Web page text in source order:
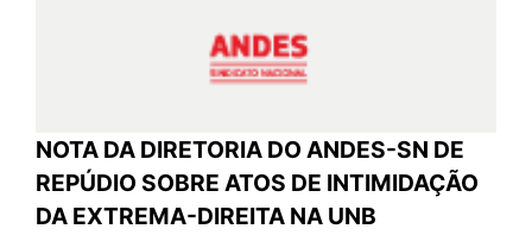
NOTA DA DIRETORIA DO ANDES-SN DE
REPÚDIO SOBRE ATOS DE INTIMIDAÇÃO
DA EXTREMA-DIREITA NA UNB